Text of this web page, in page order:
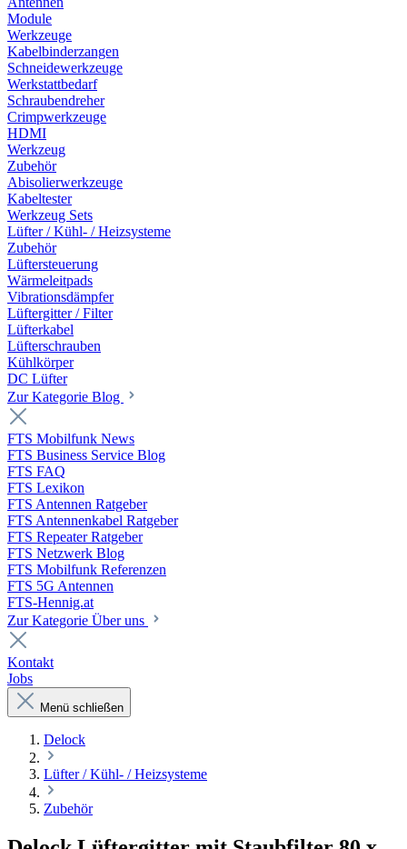
Module
Werkzeuge
Kabelbinderzangen
Schneidewerkzeuge
Werkstattbedarf
Schraubendreher
Crimpwerkzeuge
HDMI
Werkzeug
Zubehör
Abisolierwerkzeuge
Kabeltester
Werkzeug Sets
Lüfter / Kühl- / Heizsysteme
Zubehör
Lüftersteuerung
Wärmeleitpads
Vibrationsdämpfer
Lüftergitter / Filter
Lüfterkabel
Lüfterschrauben
Kühlkörper
DC Lüfter
Zur Kategorie Blog
FTS Mobilfunk News
FTS Business Service Blog
FTS FAQ
FTS Lexikon
FTS Antennen Ratgeber
FTS Antennenkabel Ratgeber
FTS Repeater Ratgeber
FTS Netzwerk Blog
FTS Mobilfunk Referenzen
FTS 5G Antennen
FTS-Hennig.at
Zur Kategorie Über uns
Kontakt
Jobs
Menü schließen
Delock
Lüfter / Kühl- / Heizsysteme
Zubehör